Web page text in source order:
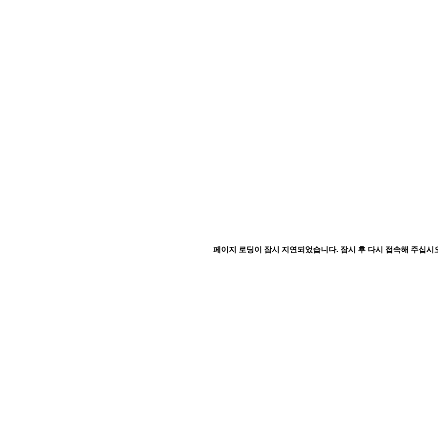
페이지 로딩이 잠시 지연되었습니다. 잠시 후 다시 접속해 주십시